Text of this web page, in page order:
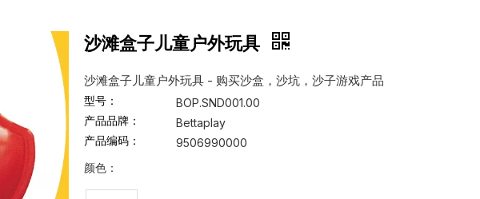
沙滩盒子儿童户外玩具
沙滩盒子儿童户外玩具 - 购买沙盒，沙坑，沙子游戏产品
型号：
BOP.SND001.00
产品品牌：
Bettaplay
产品编码：
9506990000
颜色：